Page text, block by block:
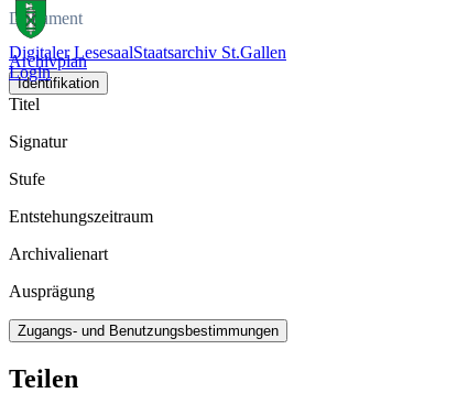
Digitaler LesesaalStaatsarchiv St.Gallen
Login
Dokument
Archivplan
Identifikation
Titel
Signatur
Stufe
Entstehungszeitraum
Archivalienart
Ausprägung
Zugangs- und Benutzungsbestimmungen
Teilen